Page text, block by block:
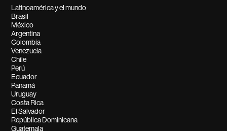
Latinoamérica y el mundo
Brasil
México
Argentina
Colombia
Venezuela
Chile
Perú
Ecuador
Panamá
Uruguay
Costa Rica
El Salvador
República Dominicana
Guatemala